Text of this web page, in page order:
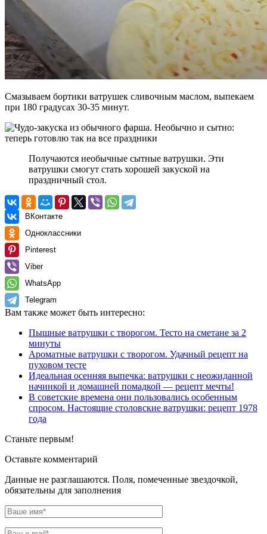
Смазываем бортики ватрушек сливочным маслом, выпекаем
при 180 градусах 30-35 минут.
Получаются необычные сытные ватрушки. Эти
ватрушки смогут стать хорошей закуской на
праздничный стол.
ВКонтакте
Одноклассники
Pinterest
Viber
WhatsApp
Telegram
Вам также может быть интересно:
Пышные ватрушки с творогом. Тесто на сметане за 2
минуты
Ароматные ватрушки с творогом. Удачный рецепт на
пуховом тесте
Идеальная осенняя выпечка: ватрушки с неожиданной
начинкой и домашней помадкой — рецепт мечты!
В советские времена они пользовались особенным
спросом. Настоящие столовские ватрушки: рецепт 1978
года
Станьте первым!
Оставьте комментарий
Данные не разглашаются. Поля, помеченные звездочкой,
обязательны для заполнения